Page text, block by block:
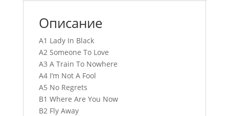
Описание
A1 Lady In Black
A2 Someone To Love
A3 A Train To Nowhere
A4 I’m Not A Fool
A5 No Regrets
B1 Where Are You Now
B2 Fly Away